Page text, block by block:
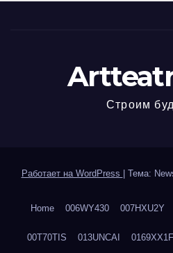
Строим
Работает на WordPress Тема:
Home 006WY430 007HXU2Y
00T70TIS 013UNCAI 0169XX1F